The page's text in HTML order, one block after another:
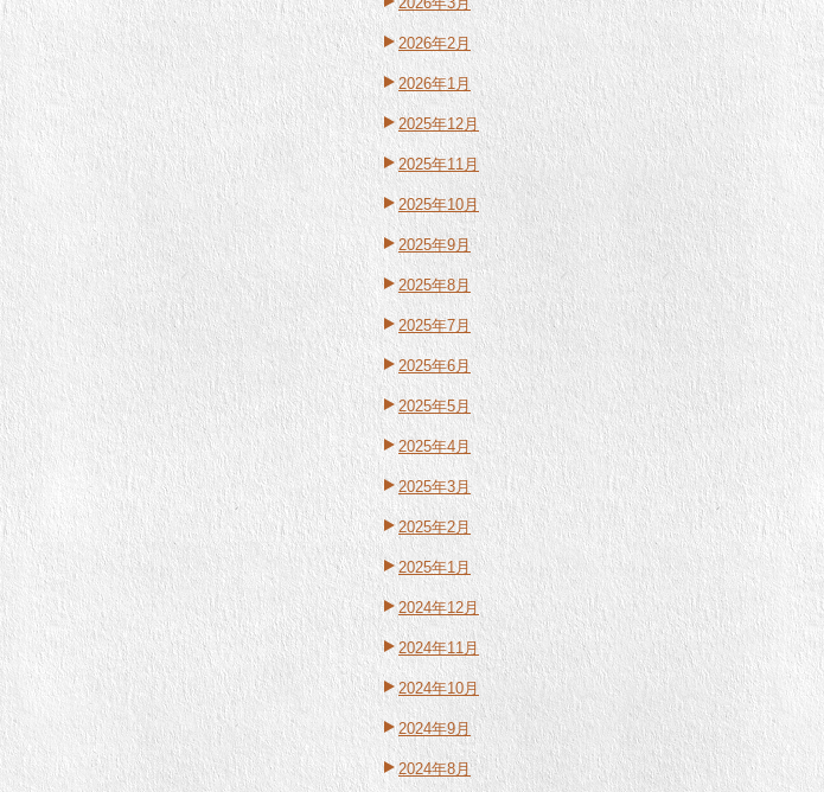
2026年2月
2026年1月
2025年12月
2025年11月
2025年10月
2025年9月
2025年8月
2025年7月
2025年6月
2025年5月
2025年4月
2025年3月
2025年2月
2025年1月
2024年12月
2024年11月
2024年10月
2024年9月
2024年8月